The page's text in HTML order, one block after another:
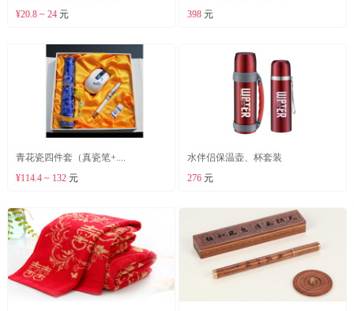
¥20.8 ~ 24元
398 元
青花瓷四件套（真瓷笔+....
¥114.4 ~ 132元
水伴侣保温壶、杯套装
276 元